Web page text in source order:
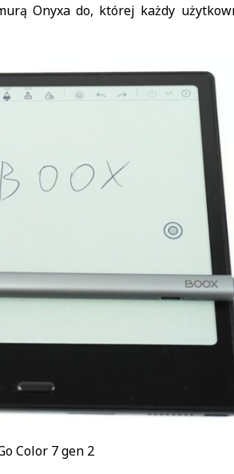
Onyxa do, której każdy
Color 7 gen 2